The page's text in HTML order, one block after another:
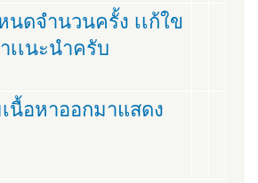
ดจำนวนครั้ง เเก้ใข
เเนะนำครับ
นื้อหาออกมาแสดง